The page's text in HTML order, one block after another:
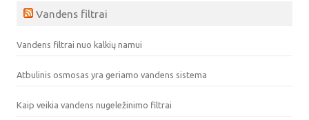
Vandens filtrai
Vandens filtrai nuo kalkių namui
Atbulinis osmosas yra geriamo vandens sistema
Kaip veikia vandens nugeležinimo filtrai